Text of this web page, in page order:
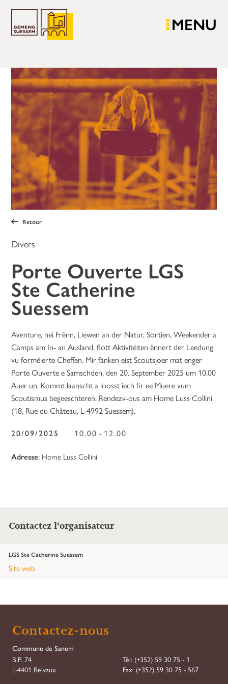
MENU
Retour
Divers
Porte Ouverte LGS
Ste Catherine
Suessem
Aventure, nei Frënn, Liewen an der Natur, Sortien, Weekender a
Camps am In- an Ausland, flott Aktivitéiten ënnert der Leedung
vu forméierte Cheffen. Mir fänken eist Scoutsjoer mat enger
Porte Ouverte e Samschden, den 20. September 2025 um 10.00
Auer un. Kommt laanscht a loosst iech fir ee Muere vum
Scoutismus begeeschteren. Rendezv-ous am Home Luss Collini
(18, Rue du Château, L-4992 Suessem).
20/09/2025
10.00 - 12.00
Adresse: Home Luss Collini
Contactez l'organisateur
LGS Ste Catherine Suessem
Site web
Contactez-nous
Commune de Sanem
B.P. 74
L-4401 Belvaux
Tél: (+352) 59 30 75 - 1
Fax: (+352) 59 30 75 - 567